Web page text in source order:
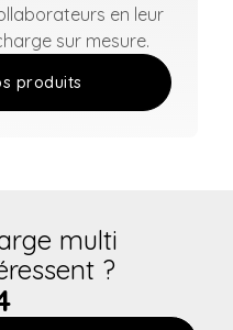
en leur
sur mesure.
produits
multi
?